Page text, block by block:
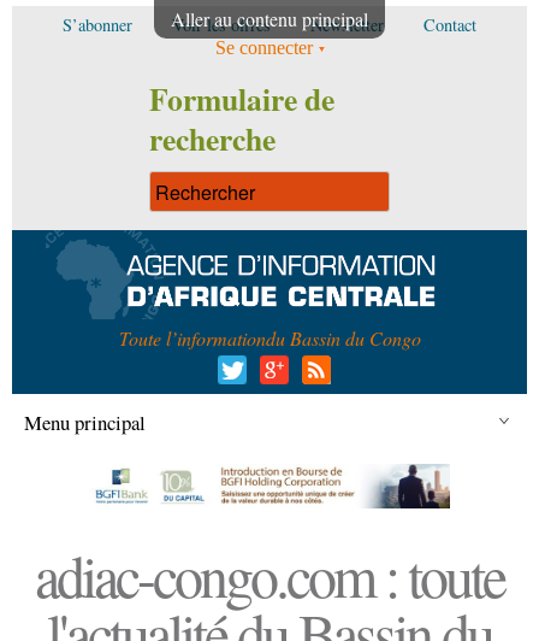
Aller au contenu principal
S’abonner Voir les offres Newsletter Contact
Se connecter
Formulaire de
recherche
Toute l’informationdu Bassin du Congo
Menu principal
adiac-congo.com : toute